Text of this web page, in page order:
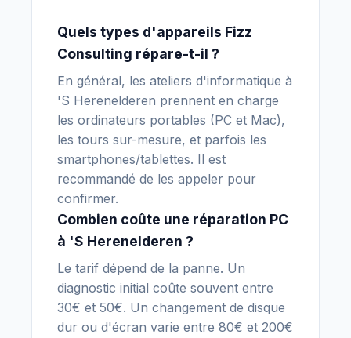
Quels types d'appareils Fizz
Consulting répare-t-il ?
En général, les ateliers d'informatique à
'S Herenelderen prennent en charge
les ordinateurs portables (PC et Mac),
les tours sur-mesure, et parfois les
smartphones/tablettes. Il est
recommandé de les appeler pour
confirmer.
Combien coûte une réparation PC
à 'S Herenelderen ?
Le tarif dépend de la panne. Un
diagnostic initial coûte souvent entre
30€ et 50€. Un changement de disque
dur ou d'écran varie entre 80€ et 200€